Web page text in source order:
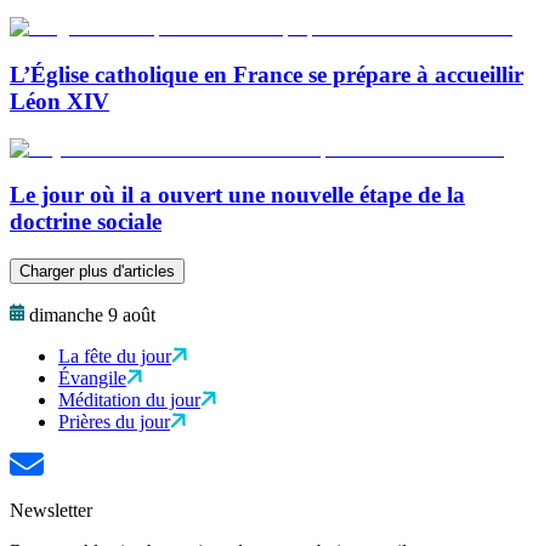
L’Église catholique en France se prépare à accueillir
Léon XIV
Le jour où il a ouvert une nouvelle étape de la
doctrine sociale
Charger plus d'articles
dimanche 9 août
La fête du jour
Évangile
Méditation du jour
Prières du jour
Newsletter